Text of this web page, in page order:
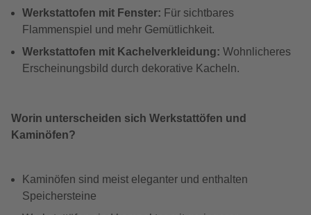
Werkstattofen mit Fenster: Für sichtbares
Flammenspiel und mehr Gemütlichkeit.
Werkstattofen mit Kachelverkleidung: Wohnlicheres
Erscheinungsbild durch dekorative Kacheln.
Worin unterscheiden sich Werkstattöfen und
Kaminöfen?
Kaminöfen sind meist eleganter und enthalten
Speichersteine